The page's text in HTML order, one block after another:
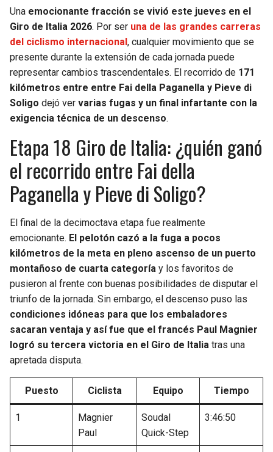
FALCONS
SAINTS
BUCCANEERS
TRAIL BLAZERS
Una emocionante fracción se vivió este jueves en el
Giro de Italia 2026. Por ser una de las grandes carreras
del ciclismo internacional , cualquier movimiento que se
presente durante la extensión de cada jornada puede
representar cambios trascendentales. El recorrido de 171
kilómetros entre entre Fai della Paganella y Pieve di
Soligo dejó ver varias fugas y un final infartante con la
exigencia técnica de un descenso.
Etapa 18 Giro de Italia: ¿quién ganó
el recorrido entre Fai della
Paganella y Pieve di Soligo?
El final de la decimoctava etapa fue realmente
emocionante. El pelotón cazó a la fuga a pocos
kilómetros de la meta en pleno ascenso de un puerto
montañoso de cuarta categoría y los favoritos de
pusieron al frente con buenas posibilidades de disputar el
triunfo de la jornada. Sin embargo, el descenso puso las
condiciones idóneas para que los embaladores
sacaran ventaja y así fue que el francés Paul Magnier
logró su tercera victoria en el Giro de Italia tras una
apretada disputa.
Puesto Ciclista Equipo Tiempo
1
Magnier
Paul
Soudal
Quick-Step
3:46:50